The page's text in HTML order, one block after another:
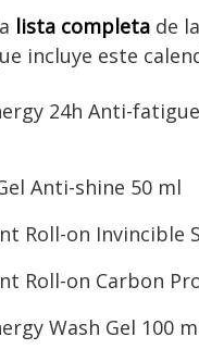
lista completa de
incluye este
24h Anti-
Anti-shine 50 ml
Roll-on Invincible
Roll-on Carbon
Wash Gel 100